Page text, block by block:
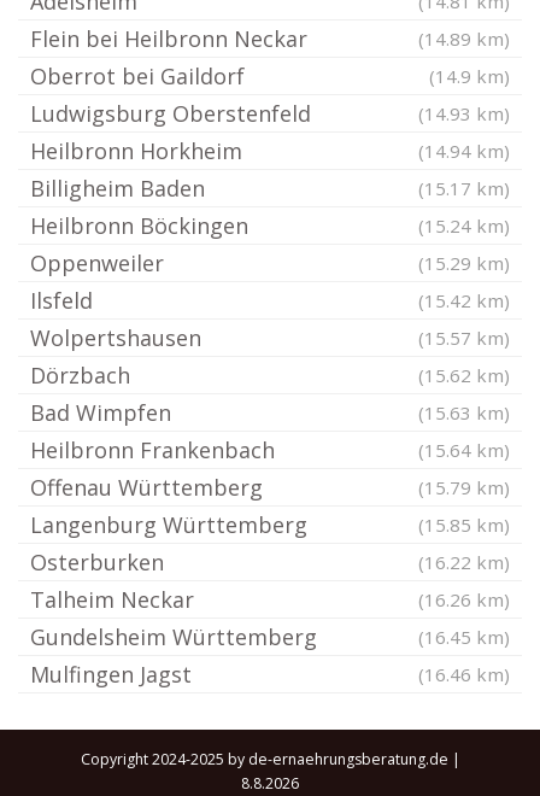
Flein bei Heilbronn Neckar (14.89 km)
Oberrot bei Gaildorf (14.9 km)
Ludwigsburg Oberstenfeld (14.93 km)
Heilbronn Horkheim (14.94 km)
Billigheim Baden (15.17 km)
Heilbronn Böckingen (15.24 km)
Oppenweiler (15.29 km)
Ilsfeld (15.42 km)
Wolpertshausen (15.57 km)
Dörzbach (15.62 km)
Bad Wimpfen (15.63 km)
Heilbronn Frankenbach (15.64 km)
Offenau Württemberg (15.79 km)
Langenburg Württemberg (15.85 km)
Osterburken (16.22 km)
Talheim Neckar (16.26 km)
Gundelsheim Württemberg (16.45 km)
Mulfingen Jagst (16.46 km)
Copyright 2024-2025 by de-ernaehrungsberatung.de |
8.8.2026